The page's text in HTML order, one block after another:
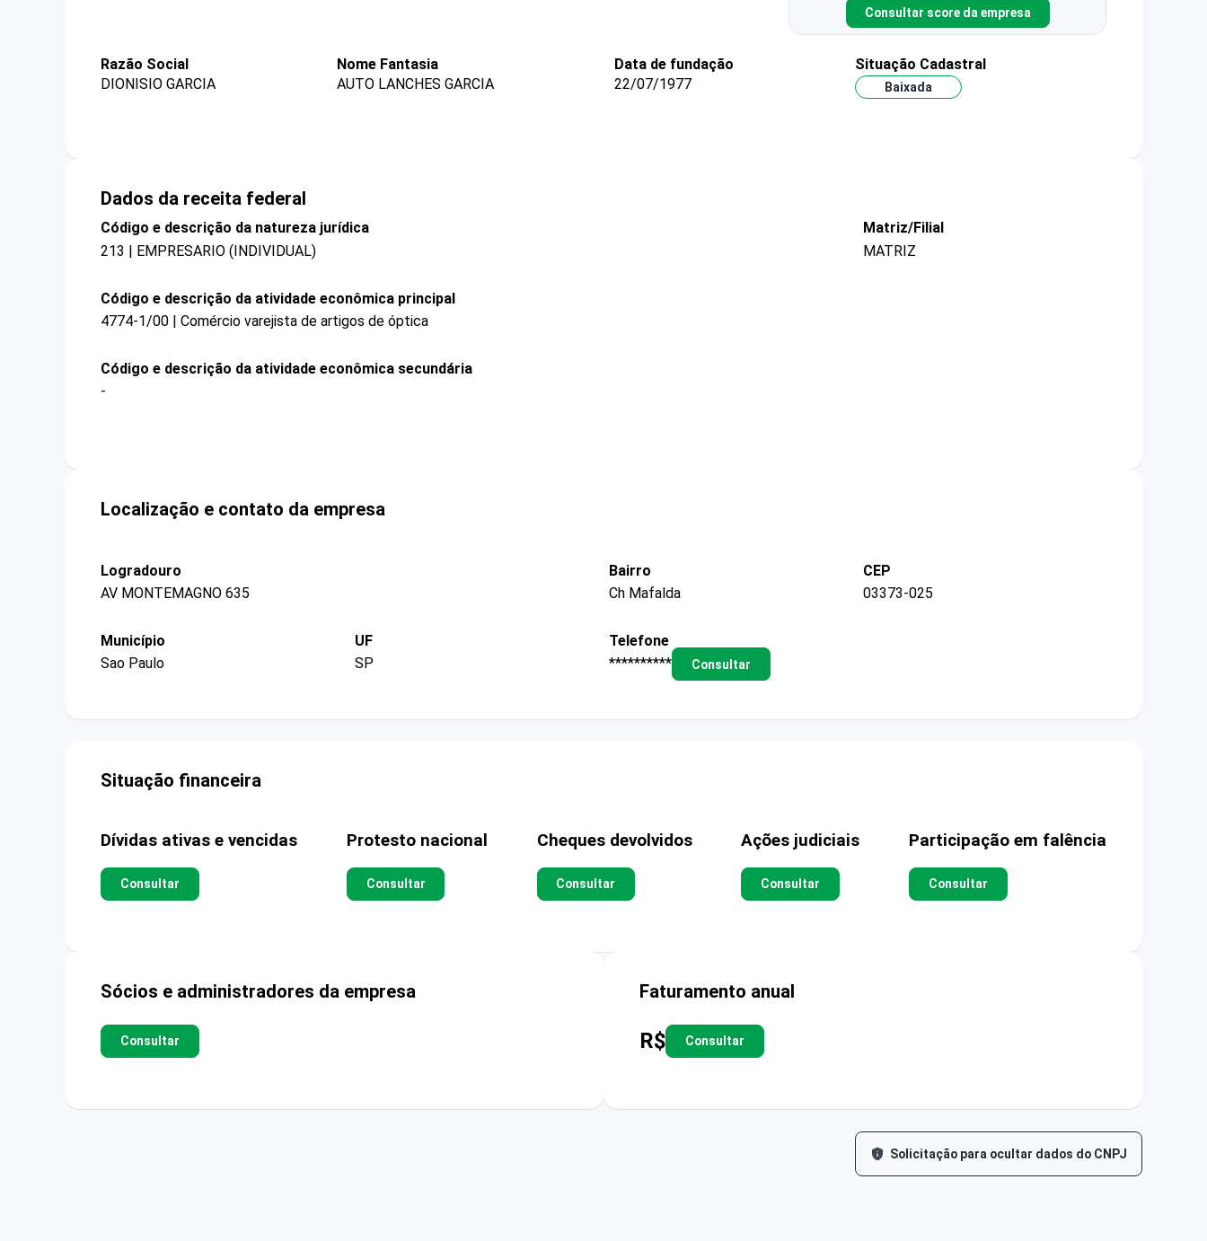
Consultar score da empresa
Razão Social
DIONISIO GARCIA
Nome Fantasia
AUTO LANCHES GARCIA
Data de fundação
22/07/1977
Situação Cadastral
Baixada
Dados da receita federal
Código e descrição da natureza jurídica
213 | EMPRESARIO (INDIVIDUAL)
Matriz/Filial
MATRIZ
Código e descrição da atividade econômica principal
4774-1/00 | Comércio varejista de artigos de óptica
Código e descrição da atividade econômica secundária
-
Localização e contato da empresa
Logradouro
AV MONTEMAGNO 635
Bairro
Ch Mafalda
CEP
03373-025
Município
Sao Paulo
UF
SP
Telefone
**********
Consultar
Situação financeira
Dívidas ativas e vencidas
Consultar
Protesto nacional
Consultar
Cheques devolvidos
Consultar
Ações judiciais
Consultar
Participação em falência
Consultar
Sócios e administradores da empresa
Consultar
Faturamento anual
R$ Consultar
Solicitação para ocultar dados do CNPJ